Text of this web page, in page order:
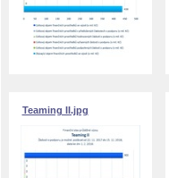
Teaming II.jpg